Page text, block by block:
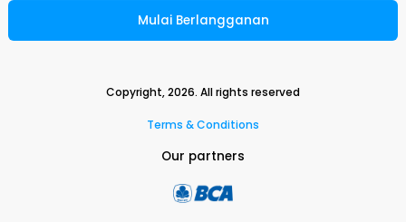
Mulai Berlangganan
Copyright,2026. All rights reserved
Terms & Conditions
Our partners